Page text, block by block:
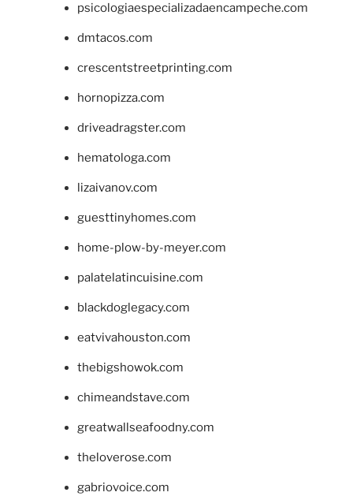
psicologiaespecializadaencampeche.com
dmtacos.com
crescentstreetprinting.com
hornopizza.com
driveadragster.com
hematologa.com
lizaivanov.com
guesttinyhomes.com
home-plow-by-meyer.com
palatelatincuisine.com
blackdoglegacy.com
eatvivahouston.com
thebigshowok.com
chimeandstave.com
greatwallseafoodny.com
theloverose.com
gabriovoice.com